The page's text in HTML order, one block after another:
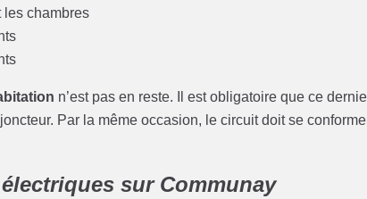
les chambres
n’est pas en reste. Il est obligatoire que ce
Par la même occasion, le circuit doit se
sur Communay